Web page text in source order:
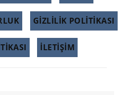
GIZLILIK POLITIKASI
İLETİŞİM